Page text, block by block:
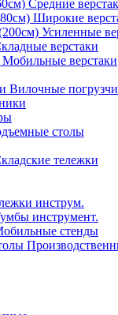
Средние
Широкие
Усиленные
верстаки
Мобильные верстаки
Вилочные
столы
тележки
инструм.
инструмент.
стенды